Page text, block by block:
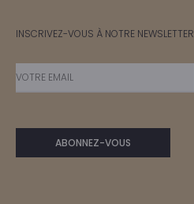
INSCRIVEZ-VOUS À NOTRE NEWSLETTER